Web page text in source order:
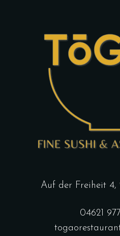
Auf der Freiheit 4,
04621